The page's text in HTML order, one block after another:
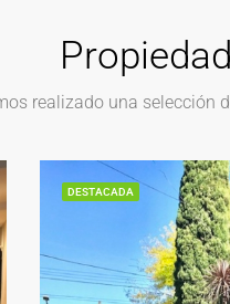
realizado una selección
DESTACADA